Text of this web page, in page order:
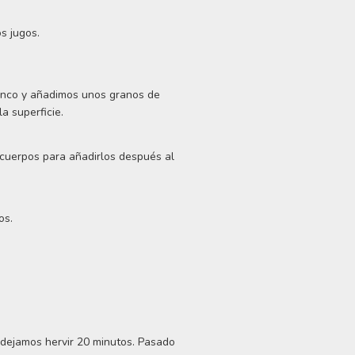
jugos.
y añadimos unos granos de
superficie.
para añadirlos después al
hervir 20 minutos. Pasado